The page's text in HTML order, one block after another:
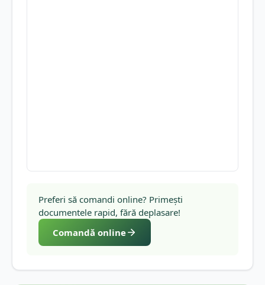
Preferi să comandi online? Primești
documentele rapid, fără deplasare!
Comandă online